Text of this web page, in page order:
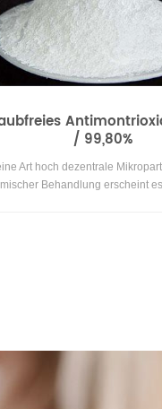
/ 99,80%
Art hoch dezentrale
Behandlung erscheint